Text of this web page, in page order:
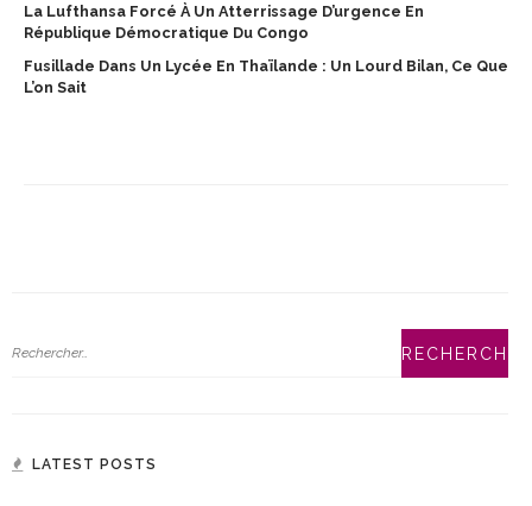
La Lufthansa Forcé À Un Atterrissage D’urgence En
République Démocratique Du Congo
Fusillade Dans Un Lycée En Thaïlande : Un Lourd Bilan, Ce Que
L’on Sait
LATEST POSTS